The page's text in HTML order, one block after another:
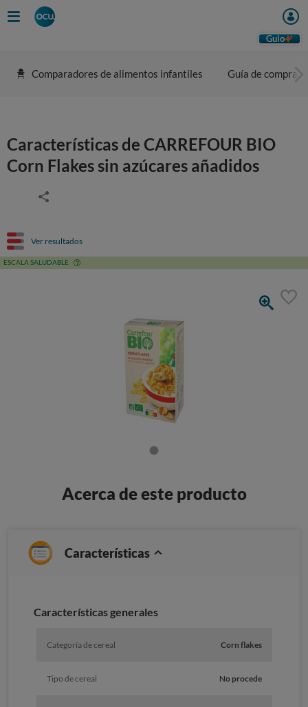
Guio
Comparadores de alimentos infantiles Guía de compra
Características de CARREFOUR BIO
Corn Flakes sin azúcares añadidos
Ver resultados
ESCALA SALUDABLE
Acerca de este producto
Características
Características generales
Categoría de cereal Corn flakes
Tipo de cereal No procede